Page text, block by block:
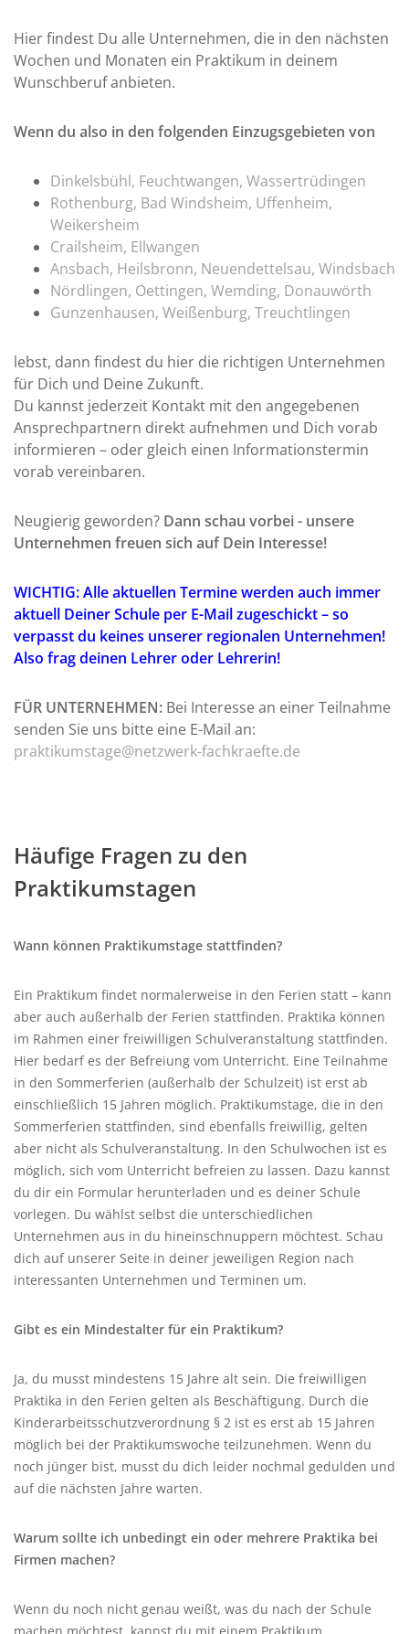
Hier findest Du alle Unternehmen, die in den nächsten
Wochen und Monaten ein Praktikum in deinem
Wunschberuf anbieten.
Wenn du also in den folgenden Einzugsgebieten von
Dinkelsbühl, Feuchtwangen, Wassertrüdingen
Rothenburg, Bad Windsheim, Uffenheim,
Weikersheim
Crailsheim, Ellwangen
Ansbach, Heilsbronn, Neuendettelsau, Windsbach
Nördlingen, Oettingen, Wemding, Donauwörth
Gunzenhausen, Weißenburg, Treuchtlingen
lebst, dann findest du hier die richtigen Unternehmen
für Dich und Deine Zukunft.
Du kannst jederzeit Kontakt mit den angegebenen
Ansprechpartnern direkt aufnehmen und Dich vorab
informieren – oder gleich einen Informationstermin
vorab vereinbaren.
Neugierig geworden? Dann schau vorbei - unsere
Unternehmen freuen sich auf Dein Interesse!
WICHTIG: Alle aktuellen Termine werden auch immer
aktuell Deiner Schule per E-Mail zugeschickt – so
verpasst du keines unserer regionalen Unternehmen!
Also frag deinen Lehrer oder Lehrerin!
FÜR UNTERNEHMEN: Bei Interesse an einer Teilnahme
senden Sie uns bitte eine E-Mail an:
praktikumstage@netzwerk-fachkraefte.de
Häufige Fragen zu den
Praktikumstagen
Wann können Praktikumstage stattfinden?
Ein Praktikum findet normalerweise in den Ferien statt – kann
aber auch außerhalb der Ferien stattfinden. Praktika können
im Rahmen einer freiwilligen Schulveranstaltung stattfinden.
Hier bedarf es der Befreiung vom Unterricht. Eine Teilnahme
in den Sommerferien (außerhalb der Schulzeit) ist erst ab
einschließlich 15 Jahren möglich. Praktikumstage, die in den
Sommerferien stattfinden, sind ebenfalls freiwillig, gelten
aber nicht als Schulveranstaltung. In den Schulwochen ist es
möglich, sich vom Unterricht befreien zu lassen. Dazu kannst
du dir ein Formular herunterladen und es deiner Schule
vorlegen. Du wählst selbst die unterschiedlichen
Unternehmen aus in du hineinschnuppern möchtest. Schau
dich auf unserer Seite in deiner jeweiligen Region nach
interessanten Unternehmen und Terminen um.
Gibt es ein Mindestalter für ein Praktikum?
Ja, du musst mindestens 15 Jahre alt sein. Die freiwilligen
Praktika in den Ferien gelten als Beschäftigung. Durch die
Kinderarbeitsschutzverordnung § 2 ist es erst ab 15 Jahren
möglich bei der Praktikumswoche teilzunehmen. Wenn du
noch jünger bist, musst du dich leider nochmal gedulden und
auf die nächsten Jahre warten.
Warum sollte ich unbedingt ein oder mehrere Praktika bei
Firmen machen?
Wenn du noch nicht genau weißt, was du nach der Schule
machen möchtest, kannst du mit einem Praktikum